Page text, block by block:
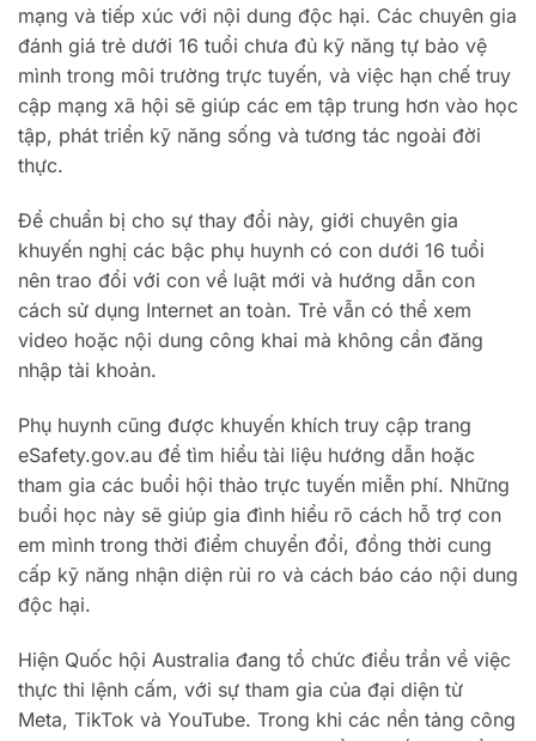
mạng và tiếp xúc với nội dung độc hại. Các chuyên gia
đánh giá trẻ dưới 16 tuổi chưa đủ kỹ năng tự bảo vệ
mình trong môi trường trực tuyến, và việc hạn chế truy
cập mạng xã hội sẽ giúp các em tập trung hơn vào học
tập, phát triển kỹ năng sống và tương tác ngoài đời
thực.
Để chuẩn bị cho sự thay đổi này, giới chuyên gia
khuyến nghị các bậc phụ huynh có con dưới 16 tuổi
nên trao đổi với con về luật mới và hướng dẫn con
cách sử dụng Internet an toàn. Trẻ vẫn có thể xem
video hoặc nội dung công khai mà không cần đăng
nhập tài khoản.
Phụ huynh cũng được khuyến khích truy cập trang
eSafety.gov.au để tìm hiểu tài liệu hướng dẫn hoặc
tham gia các buổi hội thảo trực tuyến miễn phí. Những
buổi học này sẽ giúp gia đình hiểu rõ cách hỗ trợ con
em mình trong thời điểm chuyển đổi, đồng thời cung
cấp kỹ năng nhận diện rủi ro và cách báo cáo nội dung
độc hại.
Hiện Quốc hội Australia đang tổ chức điều trần về việc
thực thi lệnh cấm, với sự tham gia của đại diện từ
Meta, TikTok và YouTube. Trong khi các nền tảng công